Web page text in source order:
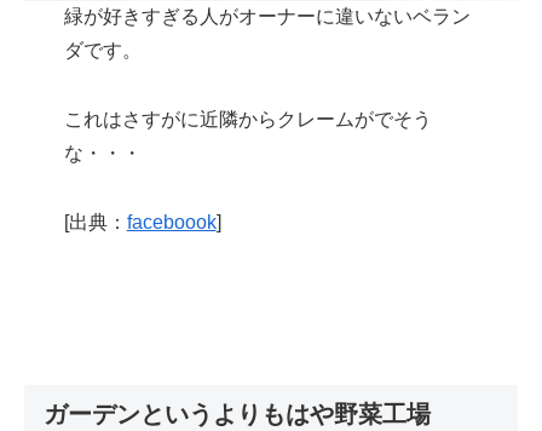
緑が好きすぎる人がオーナーに違いないベラン
ダです。
これはさすがに近隣からクレームがでそう
な・・・
[出典： faceboook]
ガーデンというよりもはや野菜工場